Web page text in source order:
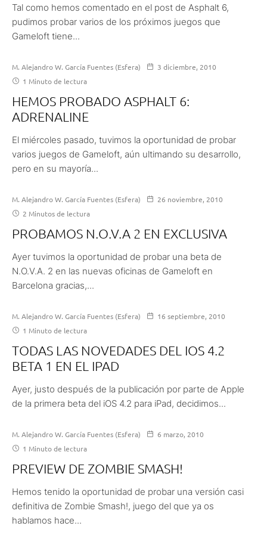
Tal como hemos comentado en el post de Asphalt 6,
pudimos probar varios de los próximos juegos que
Gameloft tiene...
M. Alejandro W. García Fuentes (Esfera)
3 diciembre, 2010
1 Minuto de lectura
HEMOS PROBADO ASPHALT 6:
ADRENALINE
El miércoles pasado, tuvimos la oportunidad de probar
varios juegos de Gameloft, aún ultimando su desarrollo,
pero en su mayoría...
M. Alejandro W. García Fuentes (Esfera)
26 noviembre, 2010
2 Minutos de lectura
PROBAMOS N.O.V.A 2 EN EXCLUSIVA
Ayer tuvimos la oportunidad de probar una beta de
N.O.V.A. 2 en las nuevas oficinas de Gameloft en
Barcelona gracias,...
M. Alejandro W. García Fuentes (Esfera)
16 septiembre, 2010
1 Minuto de lectura
TODAS LAS NOVEDADES DEL IOS 4.2
BETA 1 EN EL IPAD
Ayer, justo después de la publicación por parte de Apple
de la primera beta del iOS 4.2 para iPad, decidimos...
M. Alejandro W. García Fuentes (Esfera)
6 marzo, 2010
1 Minuto de lectura
PREVIEW DE ZOMBIE SMASH!
Hemos tenido la oportunidad de probar una versión casi
definitiva de Zombie Smash!, juego del que ya os
hablamos hace...